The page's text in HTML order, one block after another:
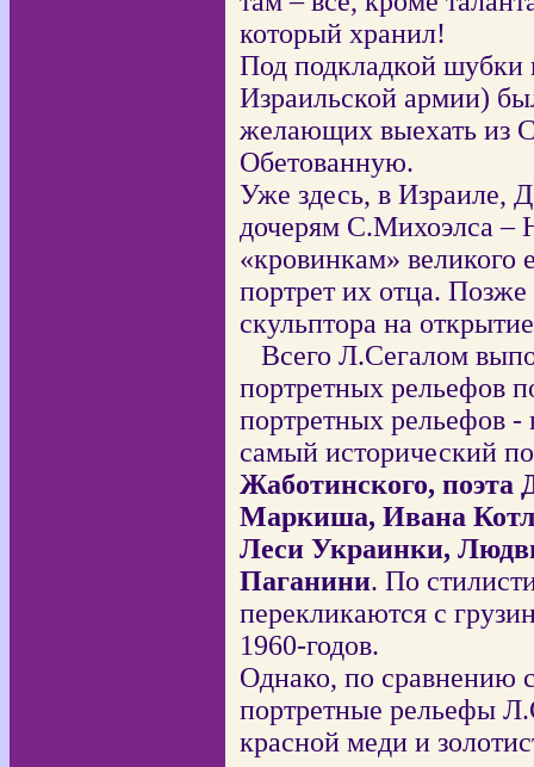
который хранил!
Под подкладкой шубки
Израильской армии)
желающих выехать из
Обетованную.
Уже здесь, в Израиле,
дочерям С.Михоэлса –
«кровинкам» великого
портрет их отца.
скульптора на
Всего Л.Сегалом
портретных рельефов
портретных рельефов -
самый исторический
Жаботинского,
Маркиша, Ивана
Леси Украинки,
Паганини. По
перекликаются с
1960-годов.
Однако, по сравнению
портретные рельефы
красной меди и